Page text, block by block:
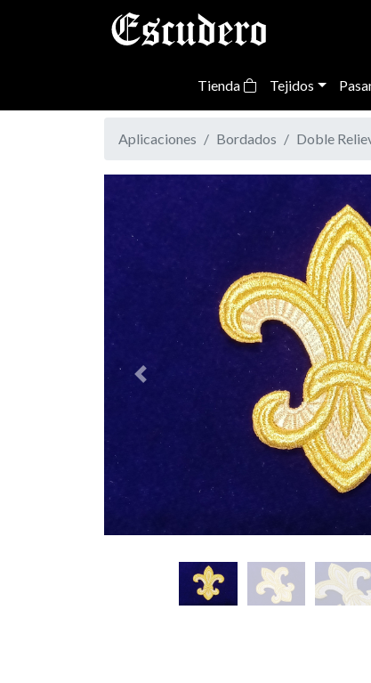
Tienda Tejidos
Aplicaciones Bordados Doble
Previous